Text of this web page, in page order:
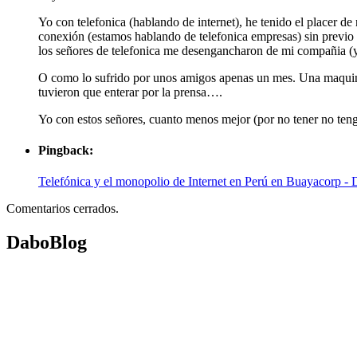
Yo con telefonica (hablando de internet), he tenido el placer
conexión (estamos hablando de telefonica empresas) sin
los señores de telefonica me desengancharon de mi
O como lo sufrido por unos amigos apenas un mes. Una
tuvieron que enterar por la prensa….
Yo con estos señores, cuanto menos mejor (por no tener no
Pingback:
Telefónica y el monopolio de Internet en Perú en Buayacorp -
Comentarios cerrados.
DaboBlog